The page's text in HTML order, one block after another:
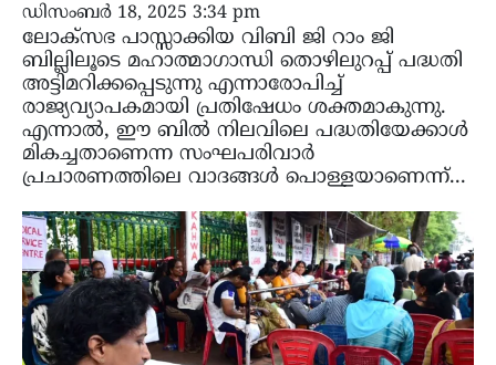
ഡിസംബർ 18, 2025 3:34 pm
ലോക്‌സഭ പാസ്സാക്കിയ വിബി ജി റാം ജി
ബില്ലിലൂടെ മഹാത്മാഗാന്ധി തൊഴിലുറപ്പ് പദ്ധതി
അട്ടിമറിക്കപ്പെടുന്നു എന്നാരോപിച്ച്
രാജ്യവ്യാപകമായി പ്രതിഷേധം ശക്തമാകുന്നു.
എന്നാൽ, ഈ ബിൽ നിലവിലെ പദ്ധതിയേക്കാൾ
മികച്ചതാണെന്ന സംഘപരിവാർ
പ്രചാരണത്തിലെ വാദങ്ങൾ പൊള്ളയാണെന്ന്...